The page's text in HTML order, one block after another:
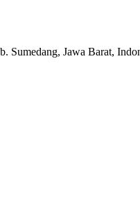
Sumedang, Jawa Barat,